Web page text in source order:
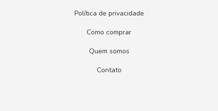
Política de privacidade
Como comprar
Quem somos
Contato